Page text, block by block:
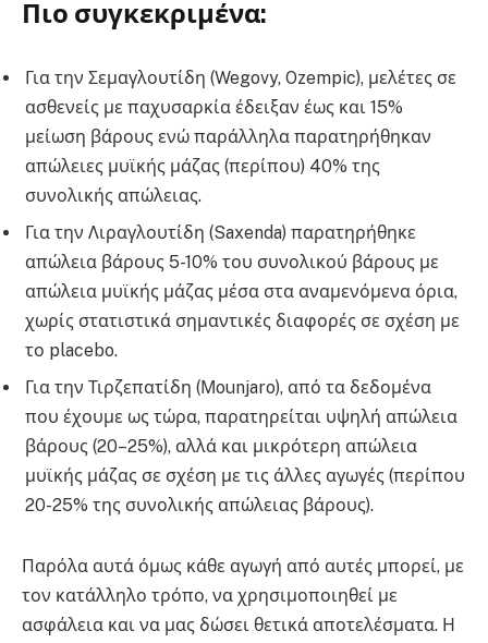
Πιο συγκεκριμένα:
Για την Σεμαγλουτίδη (Wegovy, Ozempic), μελέτες σε
ασθενείς με παχυσαρκία έδειξαν έως και 15%
μείωση βάρους ενώ παράλληλα παρατηρήθηκαν
απώλειες μυϊκής μάζας (περίπου) 40% της
συνολικής απώλειας.
Για την Λιραγλουτίδη (Saxenda) παρατηρήθηκε
απώλεια βάρους 5-10% του συνολικού βάρους με
απώλεια μυϊκής μάζας μέσα στα αναμενόμενα όρια,
χωρίς στατιστικά σημαντικές διαφορές σε σχέση με
το placebo.
Για την Τιρζεπατίδη (Μounjaro), από τα δεδομένα
που έχουμε ως τώρα, παρατηρείται υψηλή απώλεια
βάρους (20–25%), αλλά και μικρότερη απώλεια
μυϊκής μάζας σε σχέση με τις άλλες αγωγές (περίπου
20-25% της συνολικής απώλειας βάρους).
Παρόλα αυτά όμως κάθε αγωγή από αυτές μπορεί, με
τον κατάλληλο τρόπο, να χρησιμοποιηθεί με
ασφάλεια και να μας δώσει θετικά αποτελέσματα. Η